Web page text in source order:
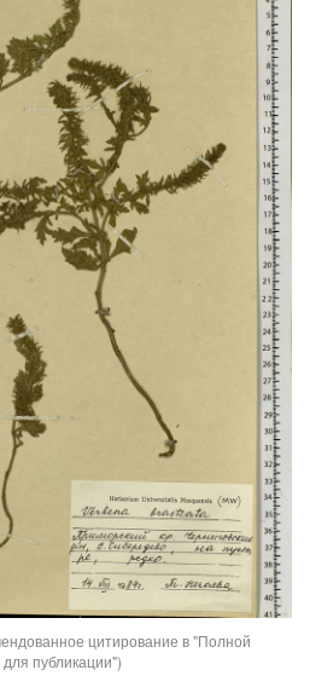
цитирование в "Полной
публикации")